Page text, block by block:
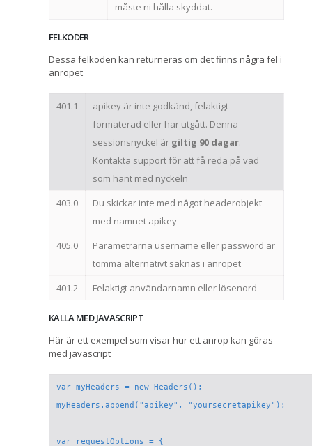
måste ni hålla skyddat.
FELKODER
Dessa felkoden kan returneras om det finns några fel i
anropet
401.1
apikey är inte godkänd, felaktigt
formaterad eller har utgått. Denna
sessionsnyckel är giltig 90 dagar.
Kontakta support för att få reda på vad
som hänt med nyckeln
403.0
Du skickar inte med något headerobjekt
med namnet apikey
405.0
Parametrarna username eller password är
tomma alternativt saknas i anropet
401.2
Felaktigt användarnamn eller lösenord
KALLA MED JAVASCRIPT
Här är ett exempel som visar hur ett anrop kan göras
med javascript
var myHeaders = new Headers();
myHeaders.append("apikey", "yoursecretapikey");
var requestOptions = {